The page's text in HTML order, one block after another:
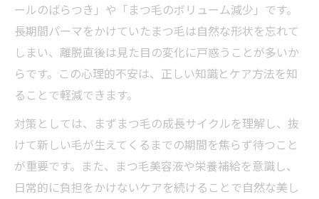
ールのばらつき」や「まつ毛のボリューム減少」です。
長期間パーマをかけていたまつ毛は自然な形状を忘れて
しまい、離脱直後は見た目の変化に戸惑うことが多いか
らです。この心理的不安は、正しい知識とケア方法を知
ることで軽減できます。
対策としては、まずまつ毛の成長サイクルを理解し、抜
けて新しい毛が生えてくるまでの期間を焦らず待つこと
が重要です。また、まつ毛美容液や栄養補給を意識し、
日常的に負担をかけないケアを続けることで自然な美し